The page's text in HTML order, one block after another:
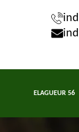
ELAGUEUR 56